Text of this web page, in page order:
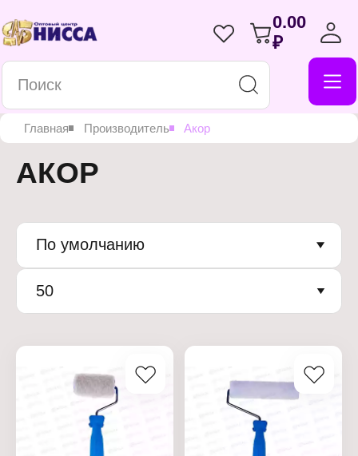
0.00
₽
Главная Производитель Акор
АКОР
По умолчанию
50